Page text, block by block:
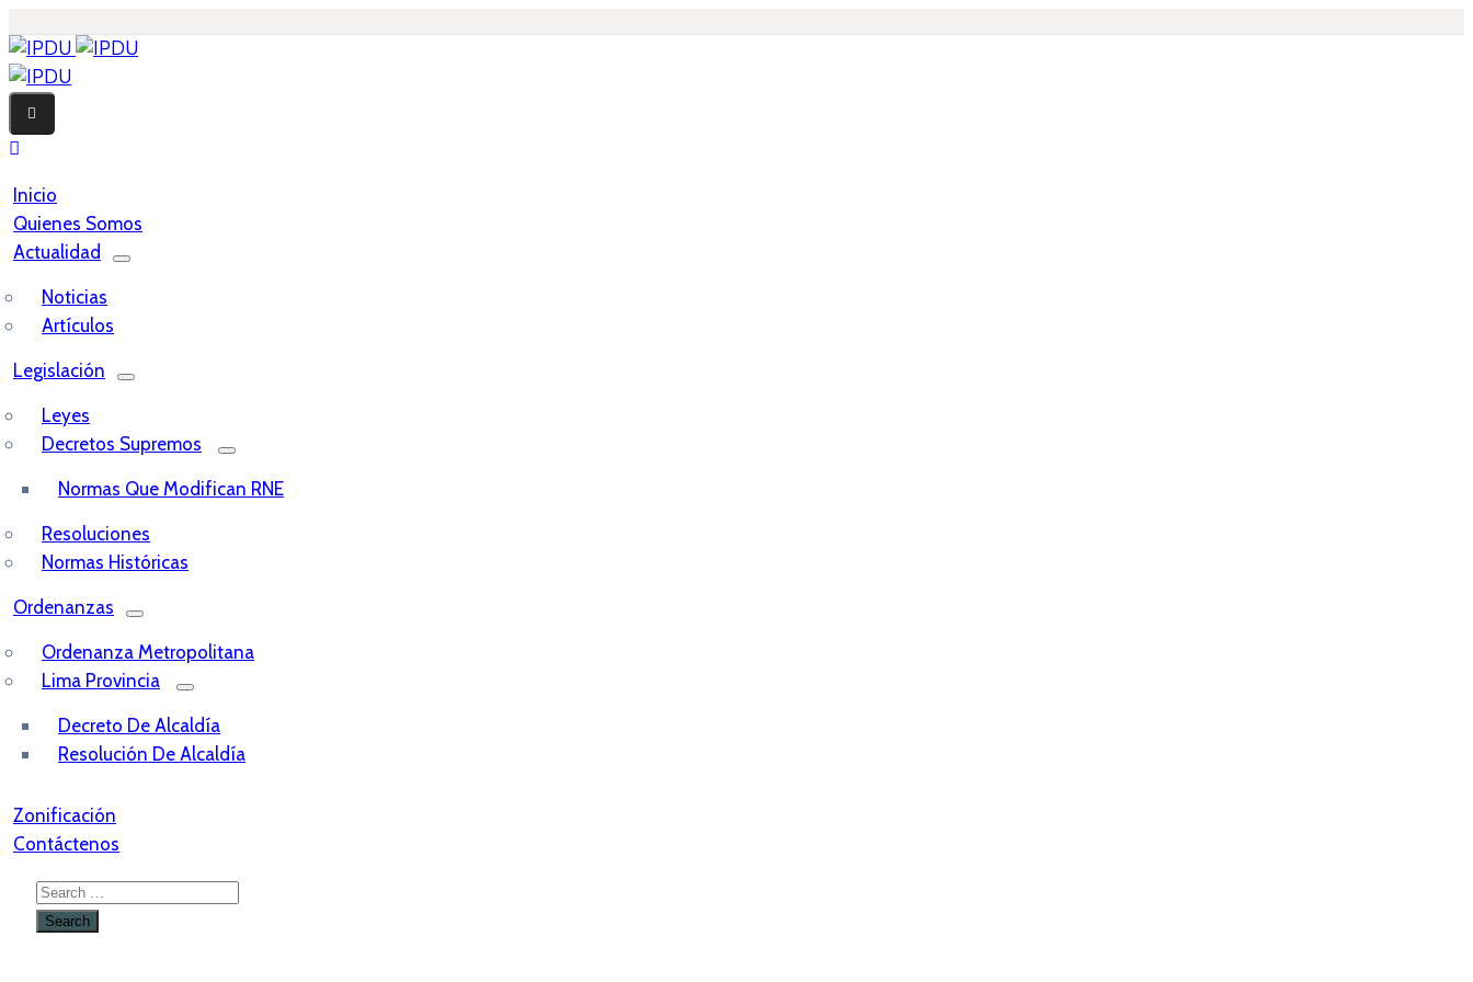
Inicio
Quienes Somos
Actualidad
Noticias
Artículos
Legislación
Leyes
Decretos Supremos
Normas Que Modifican RNE
Resoluciones
Normas Históricas
Ordenanzas
Ordenanza Metropolitana
Lima Provincia
Decreto De Alcaldía
Resolución De Alcaldía
Zonificación
Contáctenos